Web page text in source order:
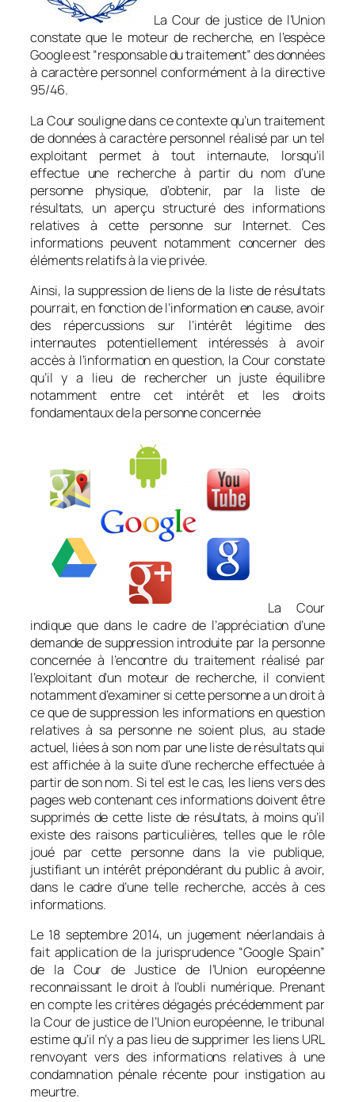
La Cour de justice de l’Union
constate que le moteur de recherche, en l’espèce
Google est “responsable du traitement” des données
à caractère personnel conformément à la directive
95/46.
La Cour souligne dans ce contexte qu’un traitement
de données à caractère personnel réalisé par un tel
exploitant permet à tout internaute, lorsqu’il
effectue une recherche à partir du nom d’une
personne physique, d’obtenir, par la liste de
résultats, un aperçu structuré des informations
relatives à cette personne sur Internet. Ces
informations peuvent notamment concerner des
éléments relatifs à la vie privée.
Ainsi, la suppression de liens de la liste de résultats
pourrait, en fonction de l’information en cause, avoir
des répercussions sur l’intérêt légitime des
internautes potentiellement intéressés à avoir
accès à l’information en question, la Cour constate
qu’il y a lieu de rechercher un juste équilibre
notamment entre cet intérêt et les droits
fondamentaux de la personne concernée
La Cour
indique que dans le cadre de l’appréciation d’une
demande de suppression introduite par la personne
concernée à l’encontre du traitement réalisé par
l’exploitant d’un moteur de recherche, il convient
notamment d’examiner si cette personne a un droit à
ce que de suppression les informations en question
relatives à sa personne ne soient plus, au stade
actuel, liées à son nom par une liste de résultats qui
est affichée à la suite d’une recherche effectuée à
partir de son nom. Si tel est le cas, les liens vers des
pages web contenant ces informations doivent être
supprimés de cette liste de résultats, à moins qu’il
existe des raisons particulières, telles que le rôle
joué par cette personne dans la vie publique,
justifiant un intérêt prépondérant du public à avoir,
dans le cadre d’une telle recherche, accès à ces
informations.
Le 18 septembre 2014, un jugement néerlandais à
fait application de la jurisprudence “Google Spain”
de la Cour de Justice de l’Union européenne
reconnaissant le droit à l’oubli numérique. Prenant
en compte les critères dégagés précédemment par
la Cour de justice de l’Union européenne, le tribunal
estime qu’il n’y a pas lieu de supprimer les liens URL
renvoyant vers des informations relatives à une
condamnation pénale récente pour instigation au
meurtre.